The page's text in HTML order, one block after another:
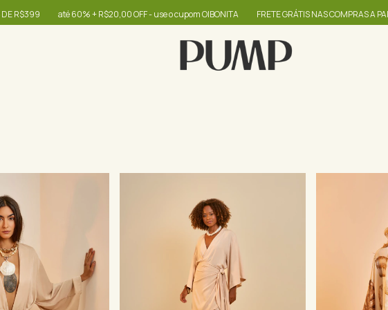
até 60% + R$20,00 OFF - use o cupom OIBONITA FRETE GRÁTIS NAS COMPRAS A PARTIR DE